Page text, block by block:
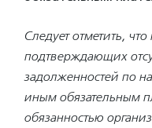
Следует отметить,
подтверждающих
задолженностей по
иным обязательным
обязанностью